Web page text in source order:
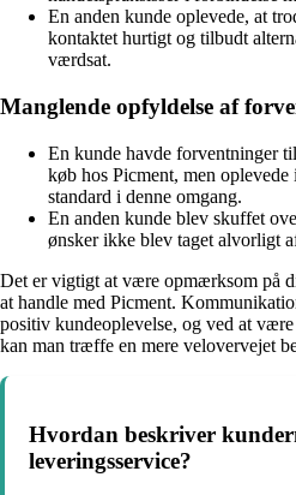
En anden kunde oplevede, at
kontaktet hurtigt og tilbudt
værdsat.
Manglende opfyldelse af
En kunde havde forventninger
køb hos Picment, men
standard i denne omgang.
En anden kunde blev skuffet
ønsker ikke blev taget alvorligt
Det er vigtigt at være opmærksom på
at handle med Picment.
positiv kundeoplevelse, og ved at
kan man træffe en mere velovervejet
Hvordan beskriver
leveringsservice?